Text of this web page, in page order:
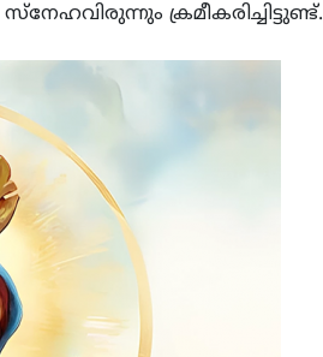
ക്രമീകരിച്ചിട്ടുണ്ട്.